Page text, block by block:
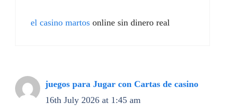
el casino martos online sin dinero real
juegos para Jugar con Cartas de casino
16th July 2026 at 1:45 am